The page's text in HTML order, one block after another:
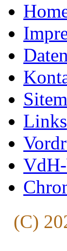
Links
(C)